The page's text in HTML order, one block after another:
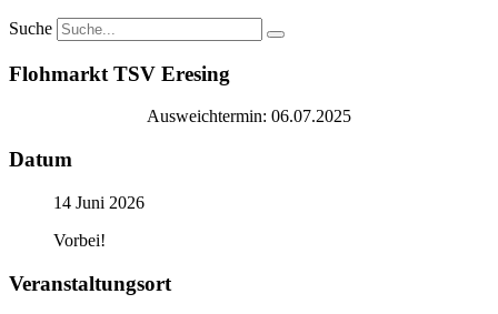
Suche
Flohmarkt TSV Eresing
Ausweichtermin: 06.07.2025
Datum
14 Juni 2026
Vorbei!
Veranstaltungsort